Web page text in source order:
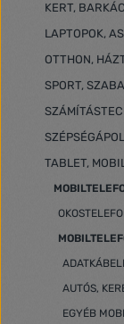
KERT,
LAPTOPOK,
OTTHON,
SPORT,
TABLET,
AUTÓS,
EGYÉB